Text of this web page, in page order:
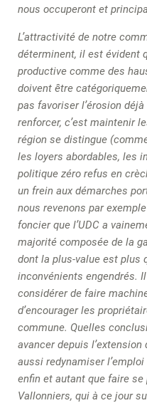
nous occuperont et
L’attractivité de notre
déterminent, il est évident
productive comme des
doivent être
pas favoriser l’érosion
renforcer, c’est maintenir
région se distingue
les loyers abordables, les
politique zéro refus en
un frein aux démarches
nous revenons par
foncier que l’UDC a
majorité composée de la
dont la plus-value est plus
inconvénients engendrés.
considérer de faire
d’encourager les
commune. Quelles
avancer depuis
aussi redynamiser
enfin et autant que faire
Vallonniers, qui à ce jour